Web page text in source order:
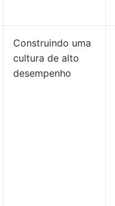
Construindo uma
cultura de alto
desempenho